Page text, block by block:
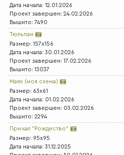
Дата начала: 12.01.2026
Проект завершен: 24.02.2026
Вышито: 7490
Тюльпан
Размер: 157x156
Дата начала: 30.01.2026
Проект завершен: 17.02.2026
Вышито: 13037
Маяк (моя схема)
Размер: 63x61
Дата начала: 01.02.2026
Проект завершен: 03.02.2026
Вышито: 2294
Причал "Рождество"
Размер: 95x95
Дата начала: 31.12.2025